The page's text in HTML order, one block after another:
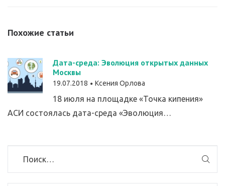
Похожие статьи
Дата-среда: Эволюция открытых данных
Москвы
19.07.2018 Ксения Орлова
18 июля на площадке «Точка кипения»
АСИ состоялась дата-среда «Эволюция…